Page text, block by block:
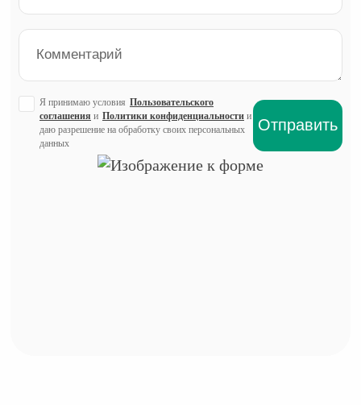
Я принимаю условия Пользовательского
соглашения и Политики конфиденциальности и
даю разрешение на обработку своих персональных
данных